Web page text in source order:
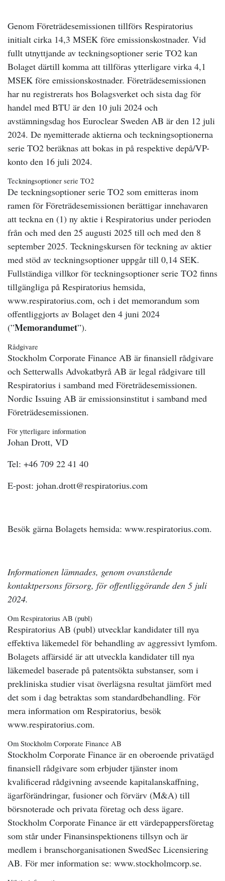
Genom Företrädesemissionen tillförs Respiratorius
initialt cirka 14,3 MSEK före emissionskostnader. Vid
fullt utnyttjande av teckningsoptioner serie TO2 kan
Bolaget därtill komma att tillföras ytterligare virka 4,1
MSEK före emissionskostnader. Företrädesemissionen
har nu registrerats hos Bolagsverket och sista dag för
handel med BTU är den 10 juli 2024 och
avstämningsdag hos Euroclear Sweden AB är den 12 juli
2024. De nyemitterade aktierna och teckningsoptionerna
serie TO2 beräknas att bokas in på respektive depå/VP-
konto den 16 juli 2024.
Teckningsoptioner serie TO2
De teckningsoptioner serie TO2 som emitteras inom
ramen för Företrädesemissionen berättigar innehavaren
att teckna en (1) ny aktie i Respiratorius under perioden
från och med den 25 augusti 2025 till och med den 8
september 2025. Teckningskursen för teckning av aktier
med stöd av teckningsoptioner uppgår till 0,14 SEK.
Fullständiga villkor för teckningsoptioner serie TO2 finns
tillgängliga på Respiratorius hemsida,
www.respiratorius.com, och i det memorandum som
offentliggjorts av Bolaget den 4 juni 2024
(”Memorandumet”).
Rådgivare
Stockholm Corporate Finance AB är finansiell rådgivare
och Setterwalls Advokatbyrå AB är legal rådgivare till
Respiratorius i samband med Företrädesemissionen.
Nordic Issuing AB är emissionsinstitut i samband med
Företrädesemissionen.
För ytterligare information
Johan Drott, VD
Tel: +46 709 22 41 40
E-post: johan.drott@respiratorius.com
Besök gärna Bolagets hemsida: www.respiratorius.com.
Informationen lämnades, genom ovanstående
kontaktpersons försorg, för offentliggörande den 5 juli
2024.
Om Respiratorius AB (publ)
Respiratorius AB (publ) utvecklar kandidater till nya
effektiva läkemedel för behandling av aggressivt lymfom.
Bolagets affärsidé är att utveckla kandidater till nya
läkemedel baserade på patentsökta substanser, som i
prekliniska studier visat överlägsna resultat jämfört med
det som i dag betraktas som standardbehandling. För
mera information om Respiratorius, besök
www.respiratorius.com.
Om Stockholm Corporate Finance AB
Stockholm Corporate Finance är en oberoende privatägd
finansiell rådgivare som erbjuder tjänster inom
kvalificerad rådgivning avseende kapitalanskaffning,
ägarförändringar, fusioner och förvärv (M&A) till
börsnoterade och privata företag och dess ägare.
Stockholm Corporate Finance är ett värdepappersföretag
som står under Finansinspektionens tillsyn och är
medlem i branschorganisationen SwedSec Licensiering
AB. För mer information se: www.stockholmcorp.se.